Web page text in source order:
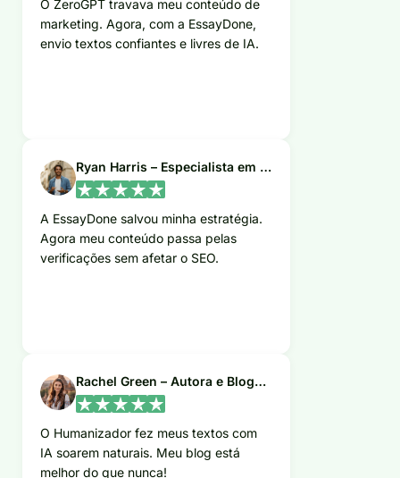
O ZeroGPT travava meu conteúdo de
marketing. Agora, com a EssayDone,
envio textos confiantes e livres de IA.
Ryan Harris – Especialista em SEO
A EssayDone salvou minha estratégia.
Agora meu conteúdo passa pelas
verificações sem afetar o SEO.
Rachel Green – Autora e Blogueira
O Humanizador fez meus textos com
IA soarem naturais. Meu blog está
melhor do que nunca!